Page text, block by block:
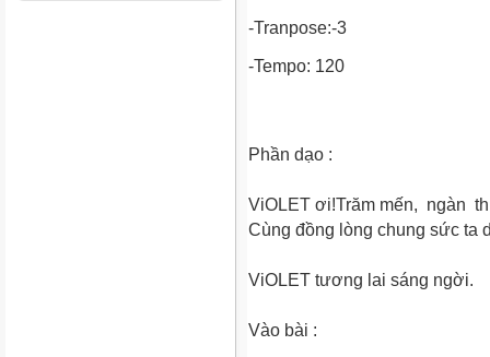
-Tranpose:-3
-Tempo: 120
Phần dạo :
ViOLET ơi!Trăm mến, ngàn
Cùng đồng lòng chung sức ta
ViOLET tương lai sáng ngời.
Vào bài :